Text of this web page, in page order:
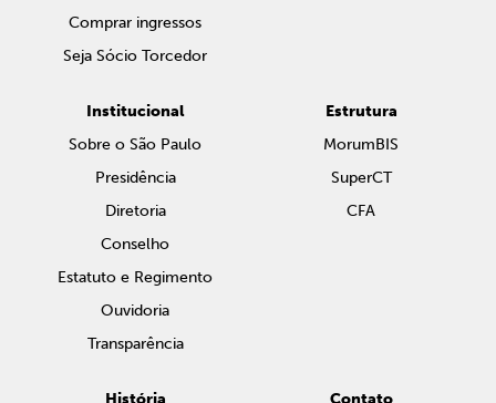
Comprar ingressos
Seja Sócio Torcedor
Institucional
Sobre o São Paulo
Presidência
Diretoria
Conselho
Estatuto e Regimento
Ouvidoria
Transparência
Estrutura
MorumBIS
SuperCT
CFA
História Contato